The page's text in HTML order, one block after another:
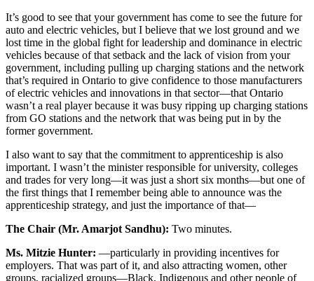
It’s good to see that your government has come to see the future for
auto and electric vehicles, but I believe that we lost ground and we
lost time in the global fight for leadership and dominance in electric
vehicles because of that setback and the lack of vision from your
government, including pulling up charging stations and the network
that’s required in Ontario to give confidence to those manufacturers
of electric vehicles and innovations in that sector—that Ontario
wasn’t a real player because it was busy ripping up charging stations
from GO stations and the network that was being put in by the
former government.
I also want to say that the commitment to apprenticeship is also
important. I wasn’t the minister responsible for university, colleges
and trades for very long—it was just a short six months—but one of
the first things that I remember being able to announce was the
apprenticeship strategy, and just the importance of that—
The Chair (Mr. Amarjot Sandhu): Two minutes.
Ms. Mitzie Hunter: —particularly in providing incentives for
employers. That was part of it, and also attracting women, other
groups, racialized groups—Black, Indigenous and other people of